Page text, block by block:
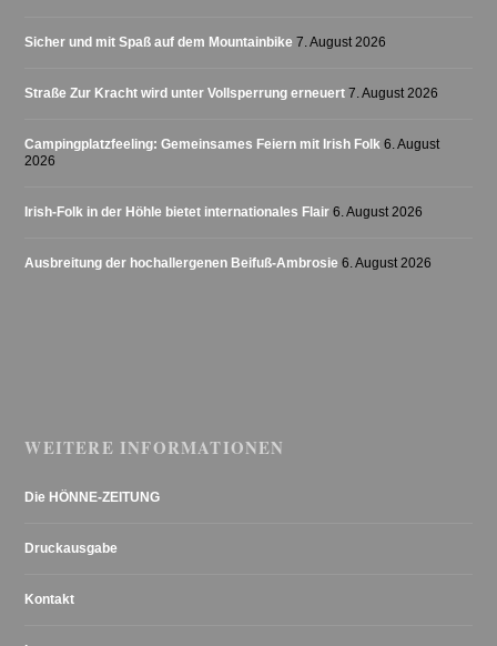
Sicher und mit Spaß auf dem Mountainbike 7. August 2026
Straße Zur Kracht wird unter Vollsperrung erneuert 7. August 2026
Campingplatzfeeling: Gemeinsames Feiern mit Irish Folk 6. August
2026
Irish-Folk in der Höhle bietet internationales Flair 6. August 2026
Ausbreitung der hochallergenen Beifuß-Ambrosie 6. August 2026
WEITERE INFORMATIONEN
Die HÖNNE-ZEITUNG
Druckausgabe
Kontakt